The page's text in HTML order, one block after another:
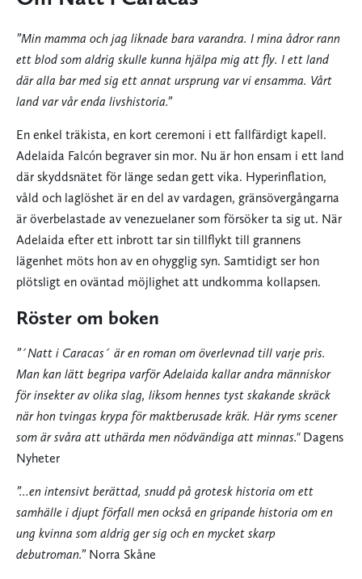
”Min mamma och jag liknade bara varandra. I mina ådror rann
ett blod som aldrig skulle kunna hjälpa mig att fly. I ett land
där alla bar med sig ett annat ursprung var vi ensamma. Vårt
land var vår enda livshistoria.”
En enkel träkista, en kort ceremoni i ett fallfärdigt kapell.
Adelaida Falcón begraver sin mor. Nu är hon ensam i ett land
där skyddsnätet för länge sedan gett vika. Hyperinflation,
våld och laglöshet är en del av vardagen, gränsövergångarna
är överbelastade av venezuelaner som försöker ta sig ut. När
Adelaida efter ett inbrott tar sin tillflykt till grannens
lägenhet möts hon av en ohygglig syn. Samtidigt ser hon
plötsligt en oväntad möjlighet att undkomma kollapsen.
Röster om boken
”´Natt i Caracas´ är en roman om överlevnad till varje pris.
Man kan lätt begripa varför Adelaida kallar andra människor
för insekter av olika slag, liksom hennes tyst skakande skräck
när hon tvingas krypa för maktberusade kräk. Här ryms scener
som är svåra att uthärda men nödvändiga att minnas." Dagens
Nyheter
”…en intensivt berättad, snudd på grotesk historia om ett
samhälle i djupt förfall men också en gripande historia om en
ung kvinna som aldrig ger sig och en mycket skarp
debutroman.”Norra Skåne